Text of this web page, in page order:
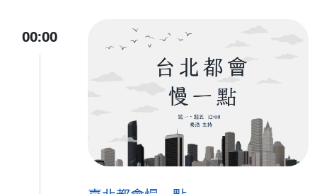
00:00